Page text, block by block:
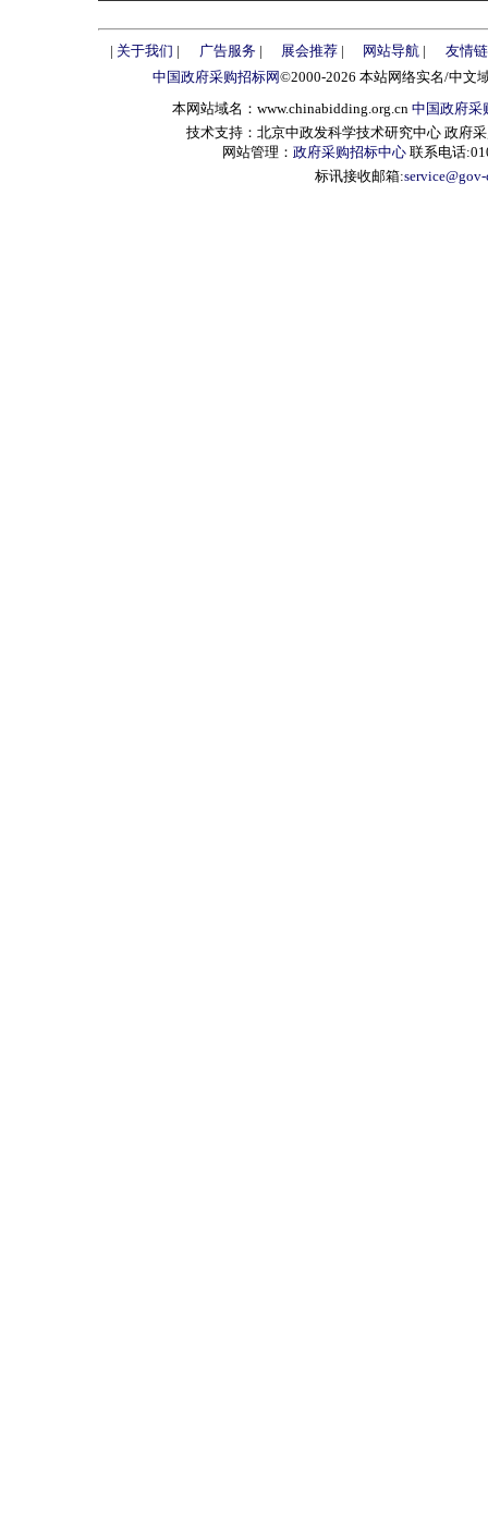
| 关于我们 | 广告服务| 展会推荐| 网站导航 |
友情
中国政府采购招标网©2000-2026 本站网络实名/中文
本网站域名：www.chinabidding.org.cn 中国政府采
技术支持：北京中政发科学技术研究中心 政府
网站管理： 政府采购招标中心 联系电话
标讯接收邮箱: